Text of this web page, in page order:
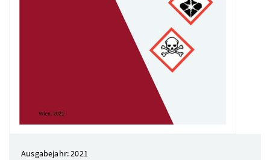
Ausgabejahr: 2021